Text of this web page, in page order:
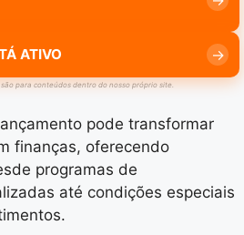
ATIVO
para conteúdos dentro do nosso próprio site.
pode transformar
finanças, oferecendo
programas de
até condições especiais